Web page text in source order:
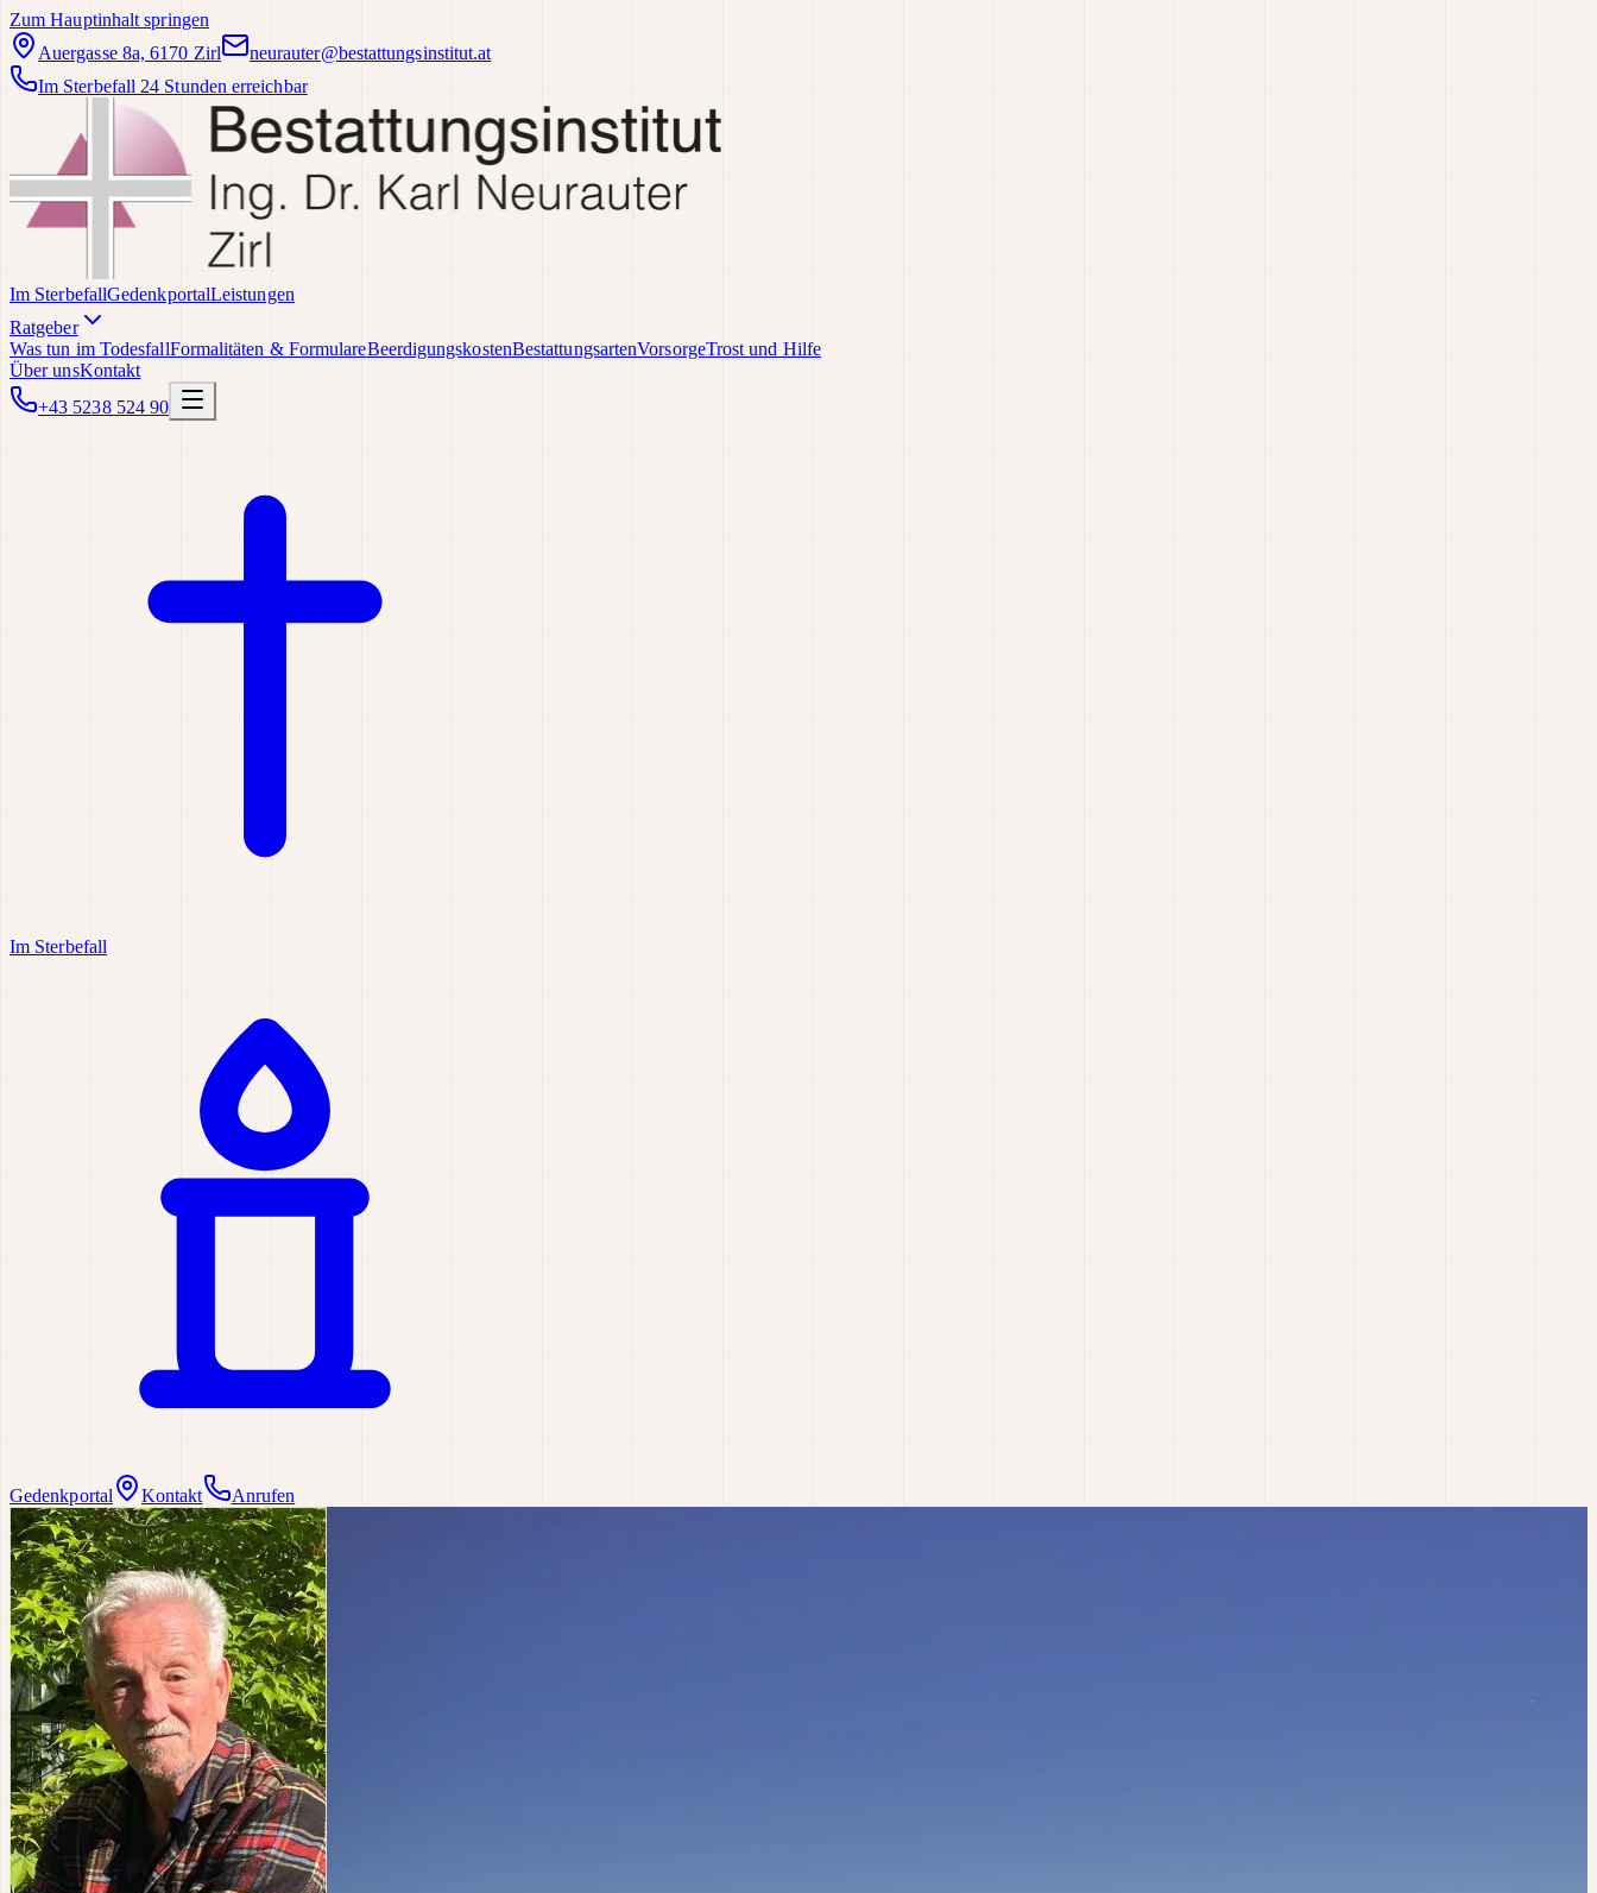
Zum Hauptinhalt springen
Auergasse 8a, 6170 Zirl
neurauter@bestattungsinstitut.at
Im Sterbefall 24 Stunden erreichbar
Im SterbefallGedenkportalLeistungen
Ratgeber
Was tun im TodesfallFormalitäten & FormulareBeerdigungskostenBestattungsartenVorsorgeTrost und Hilfe
Über unsKontakt
+43 5238 524 90
Im Sterbefall
Gedenkportal Kontakt Anrufen